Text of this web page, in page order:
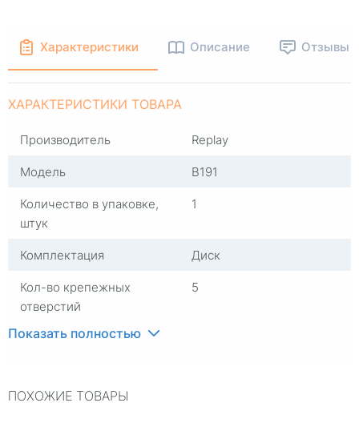
Характеристики Описание Отзывы
ХАРАКТЕРИСТИКИ ТОВАРА
Производитель
Replay
Модель
B191
Количество в упаковке,
штук
1
Комплектация
Диск
Кол-во крепежных
отверстий
5
Материал
отверстий
Показать полностью
ПОХОЖИЕ ТОВАРЫ